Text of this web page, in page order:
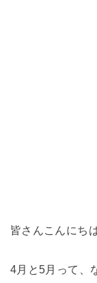
皆さんこんにち
4月と5月って、